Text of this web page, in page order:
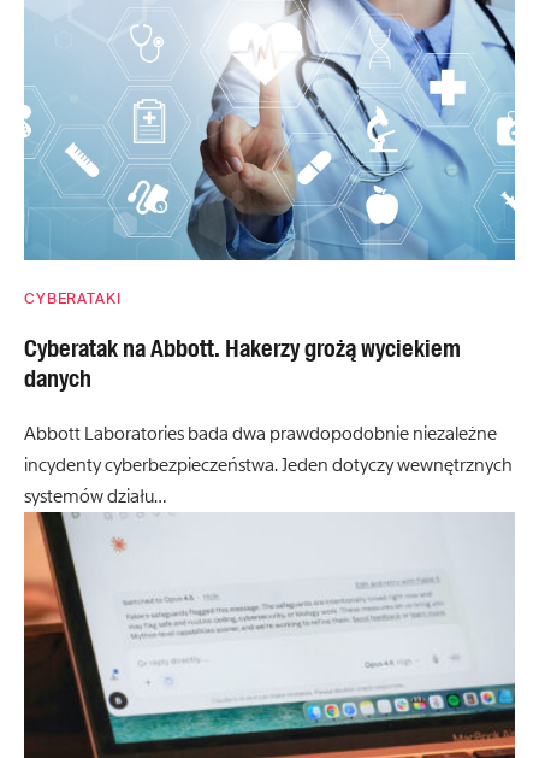
CYBERATAKI
Cyberatak na Abbott. Hakerzy grożą wyciekiem
danych
Abbott Laboratories bada dwa prawdopodobnie niezależne
incydenty cyberbezpieczeństwa. Jeden dotyczy wewnętrznych
systemów działu…